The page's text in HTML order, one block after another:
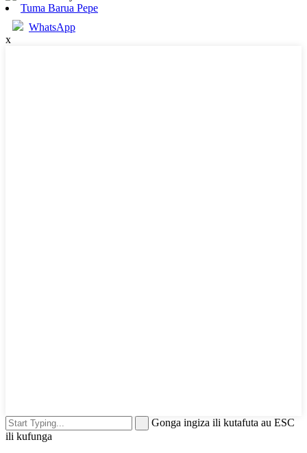
Tuma Barua Pepe
WhatsApp
x
Gonga ingiza ili kutafuta au ESC
ili kufunga